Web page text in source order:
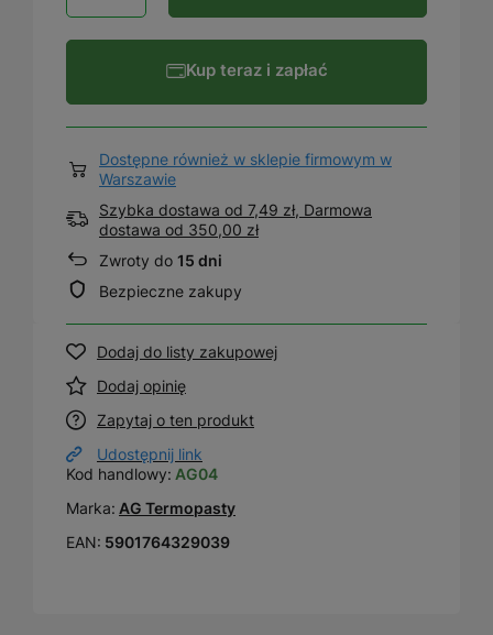
Kup teraz i zapłać
Dostępne również w sklepie firmowym w
Warszawie
Szybka dostawa od 7,49 zł, Darmowa
dostawa od 350,00 zł
Zwroty do 15 dni
Bezpieczne zakupy
Dodaj do listy zakupowej
Dodaj opinię
Zapytaj o ten produkt
Udostępnij link
Kod handlowy: AG04
Marka: AG Termopasty
EAN: 5901764329039